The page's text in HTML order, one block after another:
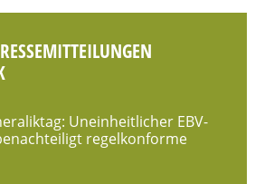
Uneinheitlicher EBV-
regelkonforme